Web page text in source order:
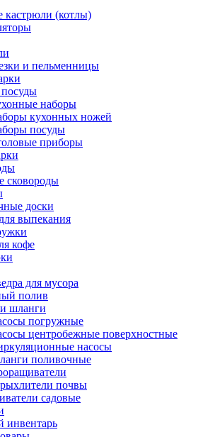
кастрюли (котлы)
и пельменницы
наборы
кухонных ножей
посуды
приборы
сковороды
доски
выпекания
кофе
для мусора
полив
шланги
погружные
центробежные поверхностные
насосы
поливочные
почвы
садовые
инвентарь